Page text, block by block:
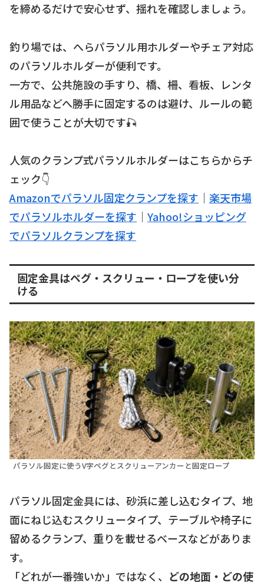
を締めるだけで安心せず、揺れを確認しましょう。
釣り場では、へらパラソル用ホルダーやチェア対応
のパラソルホルダーが便利です。
一方で、公共施設の手すり、橋、柵、看板、レンタ
ル用品などへ勝手に固定するのは避け、ルールの範
囲で使うことが大切です🎣
人気のクランプ式パラソルホルダーはこちらからチ
ェック👇
Amazonでパラソル固定クランプを探す ｜ 楽天市場
でパラソルホルダーを探す ｜ Yahoo!ショッピング
でパラソルクランプを探す
固定金具はペグ・スクリュー・ロープを使い分
ける
パラソル固定に使うV字ペグとスクリューアンカーと固定ロープ
パラソル固定金具には、砂浜に差し込むタイプ、地
面にねじ込むスクリュータイプ、テーブルや椅子に
留めるクランプ、重りを載せるベースなどがありま
す。
「どれが一番強いか」ではなく、 どの地面・どの使